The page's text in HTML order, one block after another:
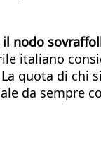
nodo
italiano
quota di chi
da sempre